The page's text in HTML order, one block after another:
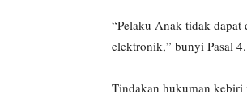
“Pelaku Anak tidak
elektronik,” bunyi Pasal 4.
Tindakan hukuman